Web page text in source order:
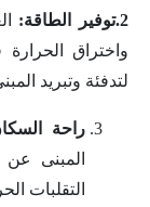
2.توفير الطاقة:
واختراق
لتدفئة وتبريد
راحة
المبنى
التقلبات